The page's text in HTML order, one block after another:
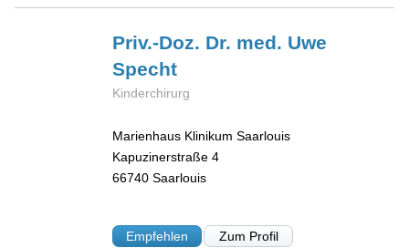
Priv.-Doz. Dr. med. Uwe
Specht
Kinderchirurg
Marienhaus Klinikum Saarlouis
Kapuzinerstraße 4
66740 Saarlouis
Empfehlen Zum Profil